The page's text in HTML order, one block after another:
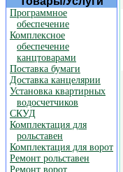
Программное
обеспечение
Комплексное
обеспечение
канцтоварами
Поставка бумаги
Доставка канцелярии
Установка квартирных
водосчетчиков
СКУД
Комплектация для
рольставен
Комплектация для ворот
Ремонт рольставен
Ремонт ворот